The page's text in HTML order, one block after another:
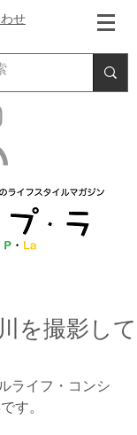
せ
を撮影して
ライフ・コンシ
す。